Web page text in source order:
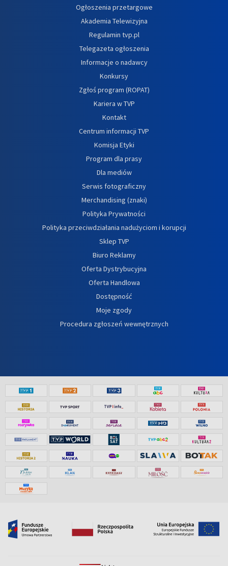
Ogłoszenia przetargowe
Akademia Telewizyjna
Regulamin tvp.pl
Telegazeta ogłoszenia
Informacje o nadawcy
Konkursy
Zgłoś program (ROPAT)
Kariera w TVP
Kontakt
Centrum informacji TVP
Komisja Etyki
Program dla prasy
Dla mediów
Serwis fotograficzny
Merchandising (znaki)
Polityka Prywatności
Polityka przeciwdziałania nadużyciom i korupcji
Sklep TVP
Biuro Reklamy
Oferta Dystrybucyjna
Oferta Handlowa
Dostępność
Moje zgody
Procedura zgłoszeń wewnętrznych